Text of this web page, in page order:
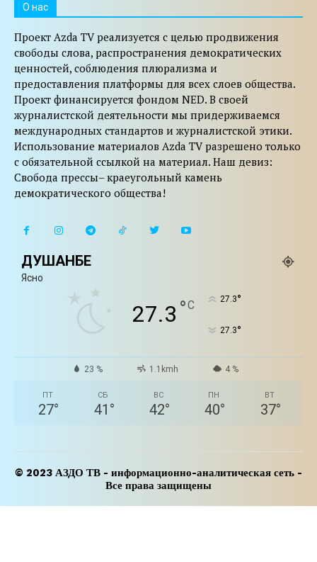
O нас
Проект Azda TV реализуется с целью продвижения
свободы слова, распространения демократических
ценностей, соблюдения плюрализма и
предоставления платформы для всех слоев общества.
Проект финансируется фондом NED. В своей
журналистской деятельности мы придерживаемся
международных стандартов и журналистской этики.
Использование материалов Azda TV разрешено только
с обязательной ссылкой на материал. Наш девиз:
Свобода прессы– краеугольный камень
демократического общества!
ДУШАНБЕ
Ясно
27.3 °C 27.3°
27.3°
23 % 1.1kmh 4 %
ПТ
27°
СБ
41 °
ВС
42°
ПН
40°
ВТ
37°
© 2023 АЗДО ТВ - информационно-аналитическая сеть -
Все права защищены